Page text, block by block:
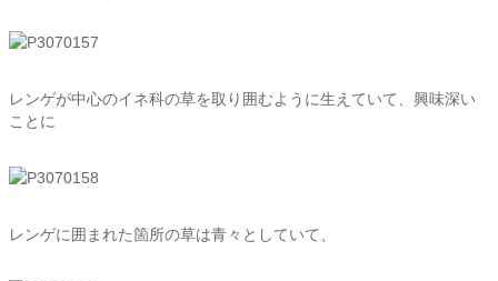
レンゲが中心のイネ科の草を取り囲むように生えていて、興味深い
ことに
レンゲに囲まれた箇所の草は青々としていて、